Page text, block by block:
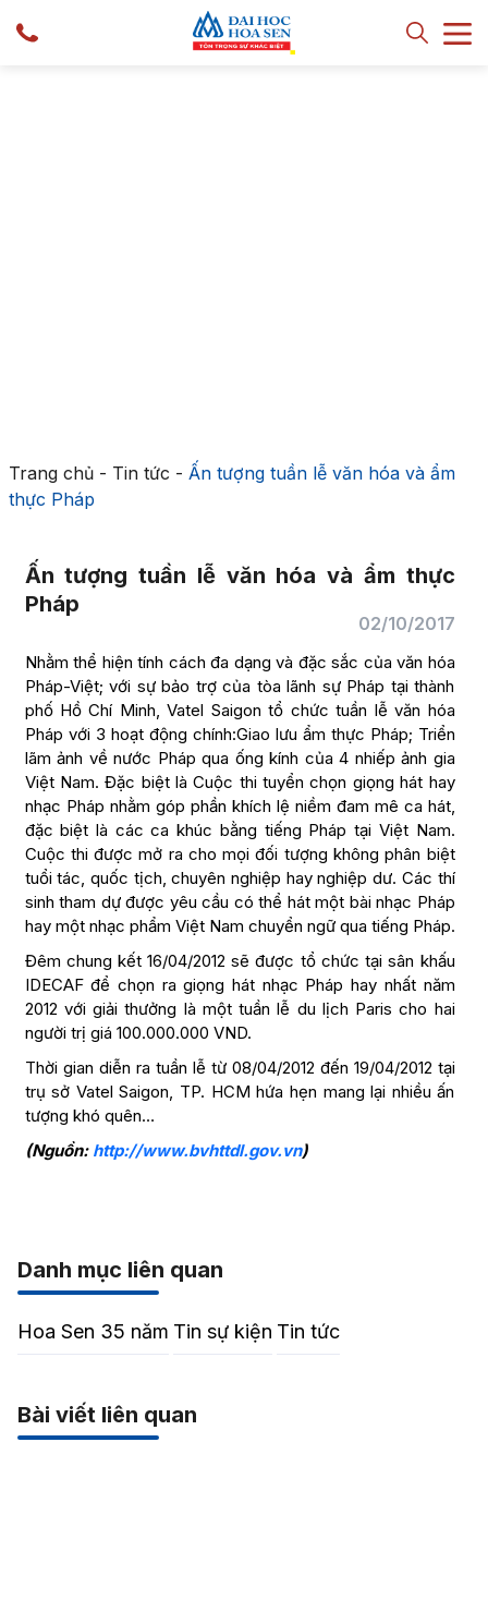
Trang chủ- Tin tức - Ấn tượng tuần lễ văn hóa và ẩm
thực Pháp
Ấn tượng tuần lễ văn hóa và ẩm thực
Pháp
02/10/2017
Nhằm thể hiện tính cách đa dạng và đặc sắc của văn hóa
Pháp-Việt; với sự bảo trợ của tòa lãnh sự Pháp tại thành
phố Hồ Chí Minh, Vatel Saigon tổ chức tuần lễ văn hóa
Pháp với 3 hoạt động chính:Giao lưu ẩm thực Pháp; Triển
lãm ảnh về nước Pháp qua ống kính của 4 nhiếp ảnh gia
Việt Nam. Đặc biệt là Cuộc thi tuyển chọn giọng hát hay
nhạc Pháp nhằm góp phần khích lệ niềm đam mê ca hát,
đặc biệt là các ca khúc bằng tiếng Pháp tại Việt Nam.
Cuộc thi được mở ra cho mọi đối tượng không phân biệt
tuổi tác, quốc tịch, chuyên nghiệp hay nghiệp dư. Các thí
sinh tham dự được yêu cầu có thể hát một bài nhạc Pháp
hay một nhạc phẩm Việt Nam chuyển ngữ qua tiếng Pháp.
Đêm chung kết 16/04/2012 sẽ được tổ chức tại sân khấu
IDECAF để chọn ra giọng hát nhạc Pháp hay nhất năm
2012 với giải thưởng là một tuần lễ du lịch Paris cho hai
người trị giá 100.000.000 VND.
Thời gian diễn ra tuần lễ từ 08/04/2012 đến 19/04/2012 tại
trụ sở Vatel Saigon, TP. HCM hứa hẹn mang lại nhiều ấn
tượng khó quên…
(Nguồn: http://www.bvhttdl.gov.vn)
Danh mục liên quan
Hoa Sen 35 năm Tin sự kiện Tin tức
Bài viết liên quan